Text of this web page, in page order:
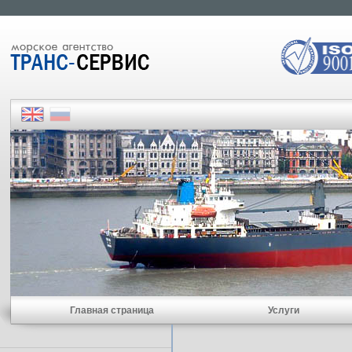
Главная страница Услуги